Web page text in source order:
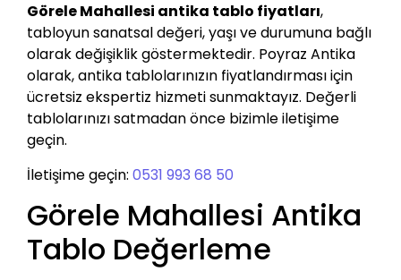
Görele Mahallesi antika tablo fiyatları,
tabloyun sanatsal değeri, yaşı ve durumuna bağlı
olarak değişiklik göstermektedir. Poyraz Antika
olarak, antika tablolarınızın fiyatlandırması için
ücretsiz ekspertiz hizmeti sunmaktayız. Değerli
tablolarınızı satmadan önce bizimle iletişime
geçin.
İletişime geçin: 0531 993 68 50
Görele Mahallesi Antika
Tablo Değerleme